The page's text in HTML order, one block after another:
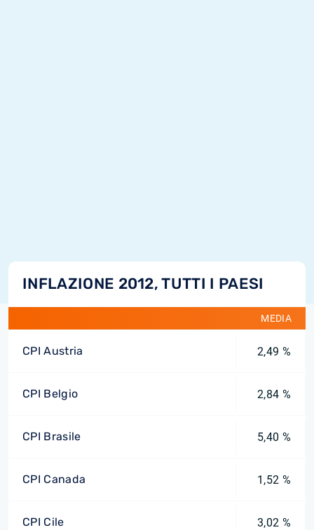
INFLAZIONE 2012, TUTTI I PAESI
MEDIA
CPI Austria 2,49 %
CPI Belgio 2,84 %
CPI Brasile 5,40 %
CPI Canada 1,52 %
CPI Cile 3,02 %